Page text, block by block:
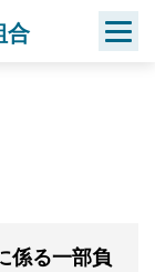
合
係る一部負